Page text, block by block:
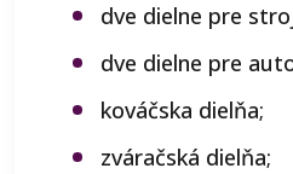
dve dielne pre
dve dielne pre
kováčska dielňa;
zváračská dielňa;